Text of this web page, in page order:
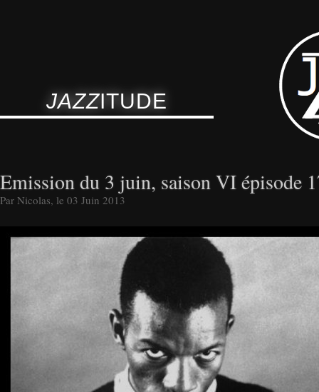
JAZZITUDE
Emission du 3 juin, saison VI épisode
Par Nicolas, le 03 Juin 2013